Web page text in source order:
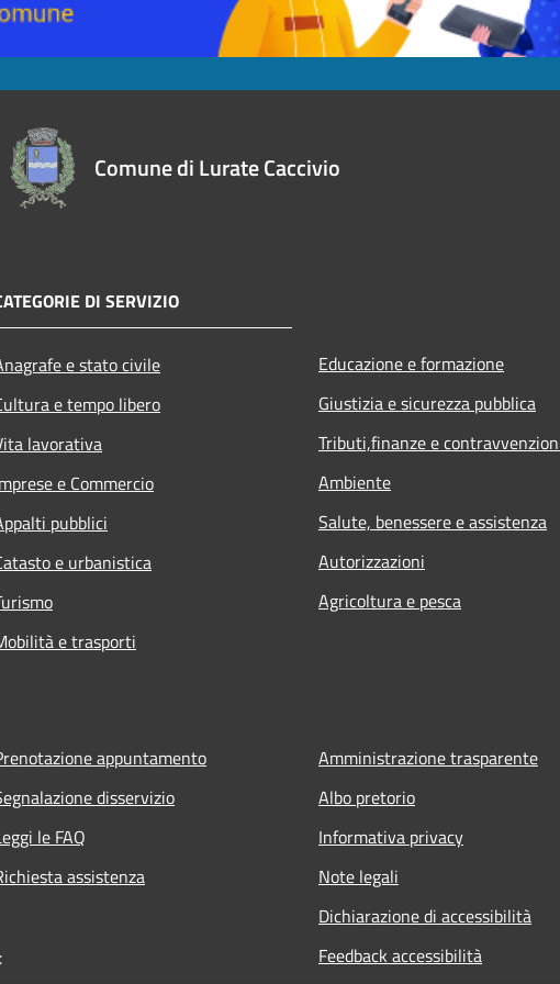
Comune di Lurate Caccivio
DI SERVIZIO
e stato civile
e tempo libero
lavorativa
e Commercio
pubblici
e urbanistica
e trasporti
Educazione e formazione
Giustizia e sicurezza pubblica
Tributi,finanze e
Ambiente
Salute, benessere e assistenza
Autorizzazioni
Agricoltura e pesca
appuntamento
disservizio
le FAQ
assistenza
Amministrazione trasparente
Albo pretorio
Informativa privacy
Note legali
Dichiarazione di accessibilità
Feedback accessibilità